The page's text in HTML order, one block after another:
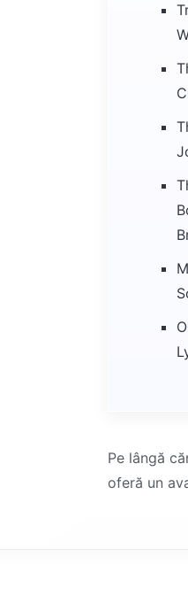
Pe lângă
oferă un